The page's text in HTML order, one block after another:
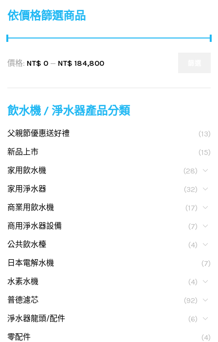
依價格篩選商品
價格: NT$ 0 — NT$ 184,800
飲水機 / 淨水器產品分類
父親節優惠送好禮
(13)
新品上市
(15)
家用飲水機
(28)
家用淨水器
(32)
商業用飲水機
(17)
商用淨水器設備
(7)
公共飲水檯
(4)
日本電解水機
(7)
水素水機
(4)
普德濾芯
(92)
淨水器龍頭/配件
(6)
零配件
(4)